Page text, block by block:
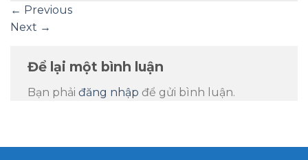
← Previous
Next →
Để lại một bình luận
Bạn phải đăng nhập để gửi bình luận.